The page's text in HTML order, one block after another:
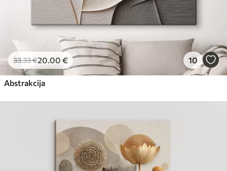
33.33€20.00 € 10
Abstrakcija